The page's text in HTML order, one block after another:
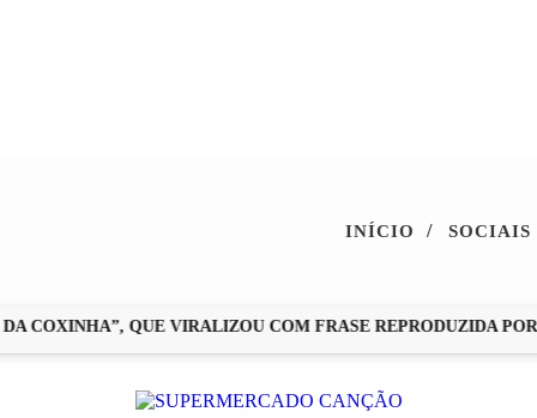
INÍCIO / SOCIAIS
QUE VIRALIZOU COM FRASE REPRODUZIDA POR